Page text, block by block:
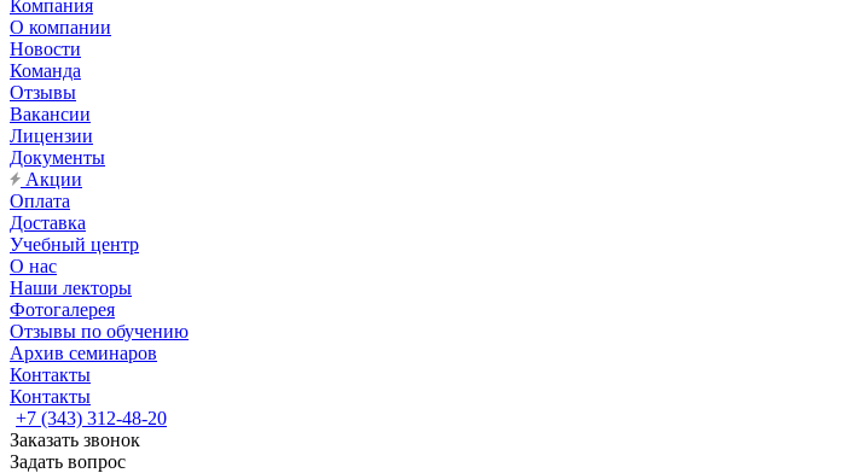
Компания
О компании
Новости
Команда
Отзывы
Вакансии
Лицензии
Документы
Акции
Оплата
Доставка
Учебный центр
О нас
Наши лекторы
Фотогалерея
Отзывы по обучению
Архив семинаров
Контакты
Контакты
+7 (343) 312-48-20
Заказать звонок
Задать вопрос